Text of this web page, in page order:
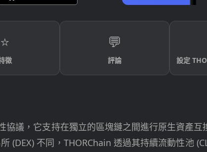
⭐
徵
💬
評論 設定
協議，它支持在獨立的區塊鏈之間進行原生資產
(DEX) 不同，THORChain 透過其持續流動性池